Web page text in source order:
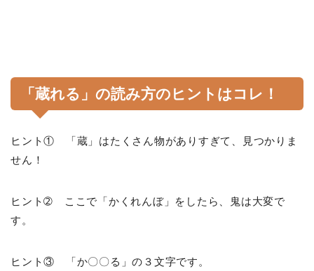
「蔵れる」の読み方のヒントはコレ！
ヒント① 「蔵」はたくさん物がありすぎて、見つかりま
せん！
ヒント➁ ここで「かくれんぼ」をしたら、鬼は大変で
す。
ヒント③ 「か〇〇る」の３文字です。